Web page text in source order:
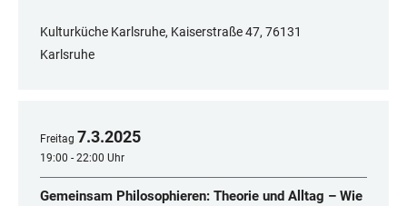
Kulturküche Karlsruhe, Kaiserstraße 47, 76131
Karlsruhe
Freitag 7.3.2025
19:00 - 22:00 Uhr
Gemeinsam Philosophieren: Theorie und Alltag – Wie